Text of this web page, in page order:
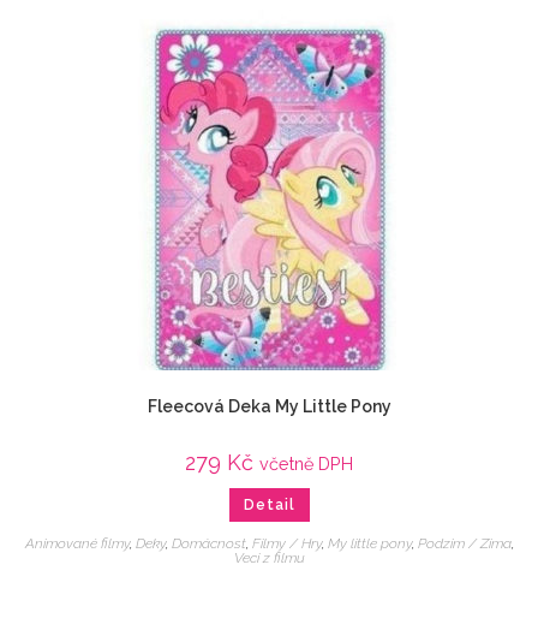
Fleecová Deka My Little Pony
279 Kč včetně DPH
Detail
Animované filmy, Deky, Domácnost, Filmy / Hry, My little pony, Podzim / Zima,
Veci z filmu